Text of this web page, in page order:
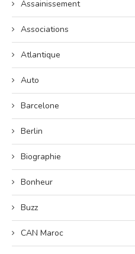
Assainissement
Associations
Atlantique
Auto
Barcelone
Berlin
Biographie
Bonheur
Buzz
CAN Maroc